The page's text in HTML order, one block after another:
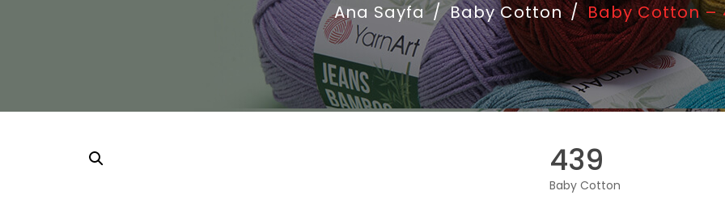
Ana Sayfa / Baby Cotton / Baby Cotton –
439
Baby Cotton